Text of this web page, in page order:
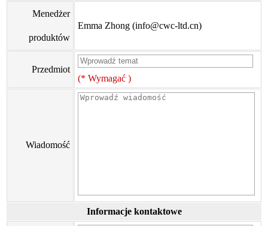
Menedżer
produktów
Emma Zhong (info@cwc-ltd.cn)
Przedmiot
(* Wymagać )
Wiadomość
Informacje kontaktowe